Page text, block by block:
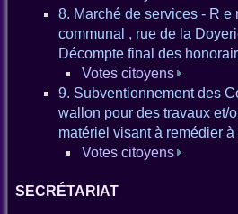
8. Marché de services - R e
communal , rue de la
Décompte final des
Votes citoyens
9. Subventionnement des
wallon pour des travaux et/
matériel visant à remédier à
Votes citoyens
SECRÉTARIAT